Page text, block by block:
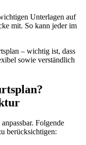
Unterlagen auf
mit. So kann jeder im
– wichtig ist, dass
sowie verständlich
Folgende
berücksichtigen: